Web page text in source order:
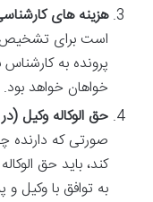
هزینه های
است برای تشخیص
پرونده به
خواهان خواهد بود.
حق الوکاله وکیل
صورتی که دارنده
کند، باید حق
به توافق با وکیل